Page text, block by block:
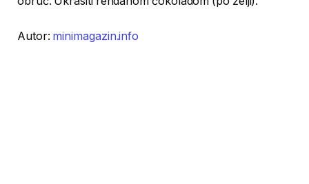
Autor: minimagazin.info